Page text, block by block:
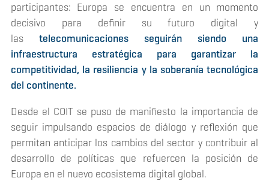
participantes: Europa se encuentra en un momento
decisivo para definir su futuro digital y
las telecomunicaciones seguirán siendo una
infraestructura estratégica para garantizar la
competitividad, la resiliencia y la soberanía tecnológica
del continente.
Desde el COIT se puso de manifiesto la importancia de
seguir impulsando espacios de diálogo y reflexión que
permitan anticipar los cambios del sector y contribuir al
desarrollo de políticas que refuercen la posición de
Europa en el nuevo ecosistema digital global.